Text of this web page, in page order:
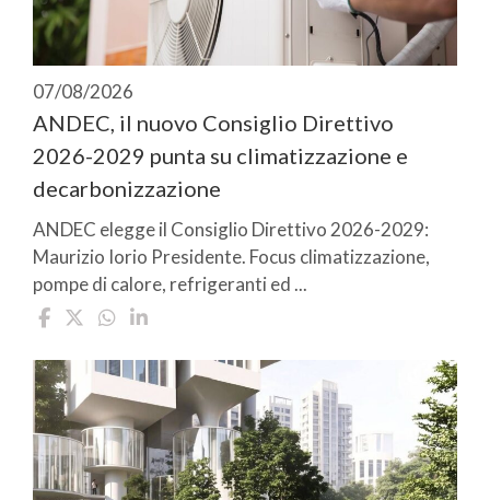
07/08/2026
ANDEC, il nuovo Consiglio Direttivo
2026-2029 punta su climatizzazione e
decarbonizzazione
ANDEC elegge il Consiglio Direttivo 2026-2029:
Maurizio Iorio Presidente. Focus climatizzazione,
pompe di calore, refrigeranti ed ...